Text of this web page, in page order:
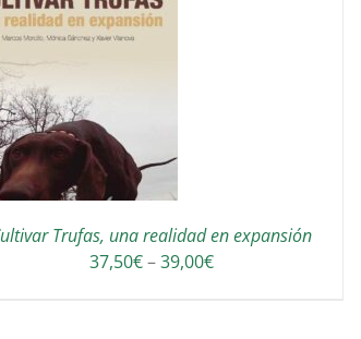
Trufas, una realidad en expansión
37,50€–39,00€Interval